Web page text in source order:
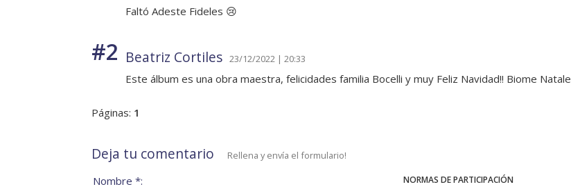
Faltó Adeste Fideles 😢
#2 Beatriz Cortiles 23/12/2022 | 20:33
Este álbum es una obra maestra, felicidades familia Bocelli y muy Feliz Navidad!! Biome Natale
Páginas: 1
Deja tu comentario Rellena y envía el formulario!
NORMAS DE PARTICIPACIÓN
Nombre *: